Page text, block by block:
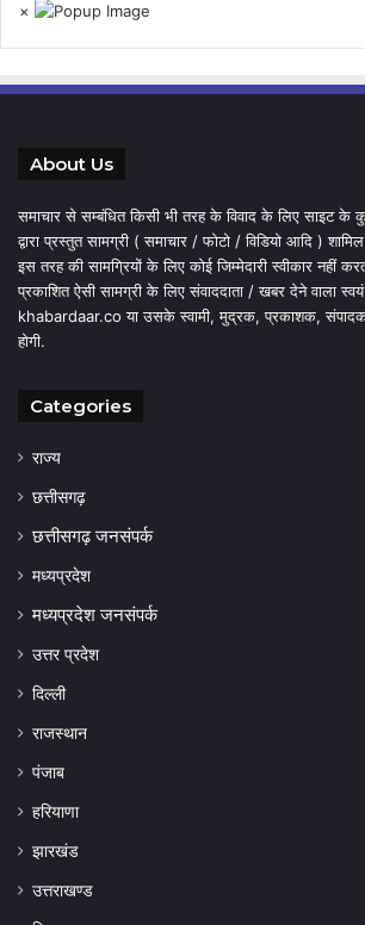
×
About Us
समाचार से सम्बंधित किसी भी तरह के विवाद के लिए साइट के
द्वारा प्रस्तुत सामग्री ( समाचार / फोटो / विडियो आदि )
इस तरह की सामग्रियों के लिए कोई जिम्मेदारी स्वीकार नहीं
प्रकाशित ऐसी सामग्री के लिए संवाददाता / खबर देने वाला स्वयं
khabardaar.co या उसके स्वामी, मुद्रक, प्रकाशक, संपादक
होगी.
Categories
राज्य
छत्तीसगढ़
छत्तीसगढ़ जनसंपर्क
मध्यप्रदेश
मध्यप्रदेश जनसंपर्क
उत्तर प्रदेश
दिल्ली
राजस्थान
पंजाब
हरियाणा
झारखंड
उत्तराखण्ड